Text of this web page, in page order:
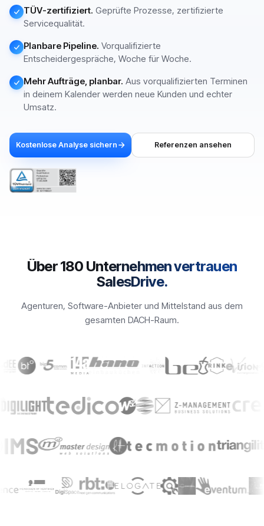
TÜV-zertifiziert. Geprüfte Prozesse, zertifizierte
Servicequalität.
Planbare Pipeline. Vorqualifizierte
Entscheidergespräche, Woche für Woche.
Mehr Aufträge, planbar. Aus vorqualifizierten Terminen
in deinem Kalender werden neue Kunden und echter
Umsatz.
Kostenlose Analyse sichern Referenzen ansehen
Über 180 Unternehmen vertrauen
SalesDrive.
Agenturen, Software-Anbieter und Mittelstand aus dem
gesamten DACH-Raum.